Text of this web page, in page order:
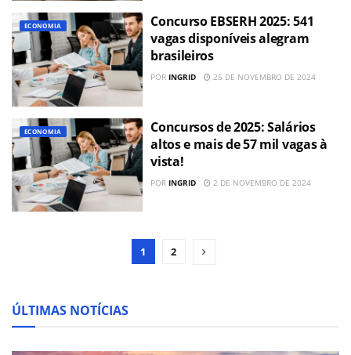
ECONOMIA
Concurso EBSERH 2025: 541
vagas disponíveis alegram
brasileiros
POR INGRID 25 DE NOVEMBRO DE 2024
ECONOMIA
Concursos de 2025: Salários
altos e mais de 57 mil vagas à
vista!
POR INGRID 2 DE NOVEMBRO DE 2024
1 2
ÚLTIMAS NOTÍCIAS